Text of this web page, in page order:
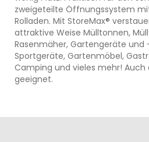
zweigeteilte Öffnungssystem
Rolladen. Mit StoreMax®
attraktive Weise Mülltonnen,
Rasenmäher, Gartengeräte und
Sportgeräte, Gartenmöbel,
Camping und vieles mehr! Auch
geeignet.